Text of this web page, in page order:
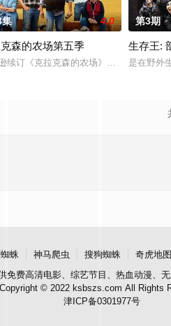
基，家族世代传承。他们拥有充满抱
中，打造一家独具风格特色的田园餐厅
集 4.0
森的农场第五季
续订《克拉克森的农场》第五季。
第3期
生存王:
是在野外
蛛 神马爬虫 搜狗蜘蛛 奇虎地图
免费高清电影、综艺节目、热血动漫、
Copyright © 2022 ksbszs.com All Rights
津ICP备0301977号